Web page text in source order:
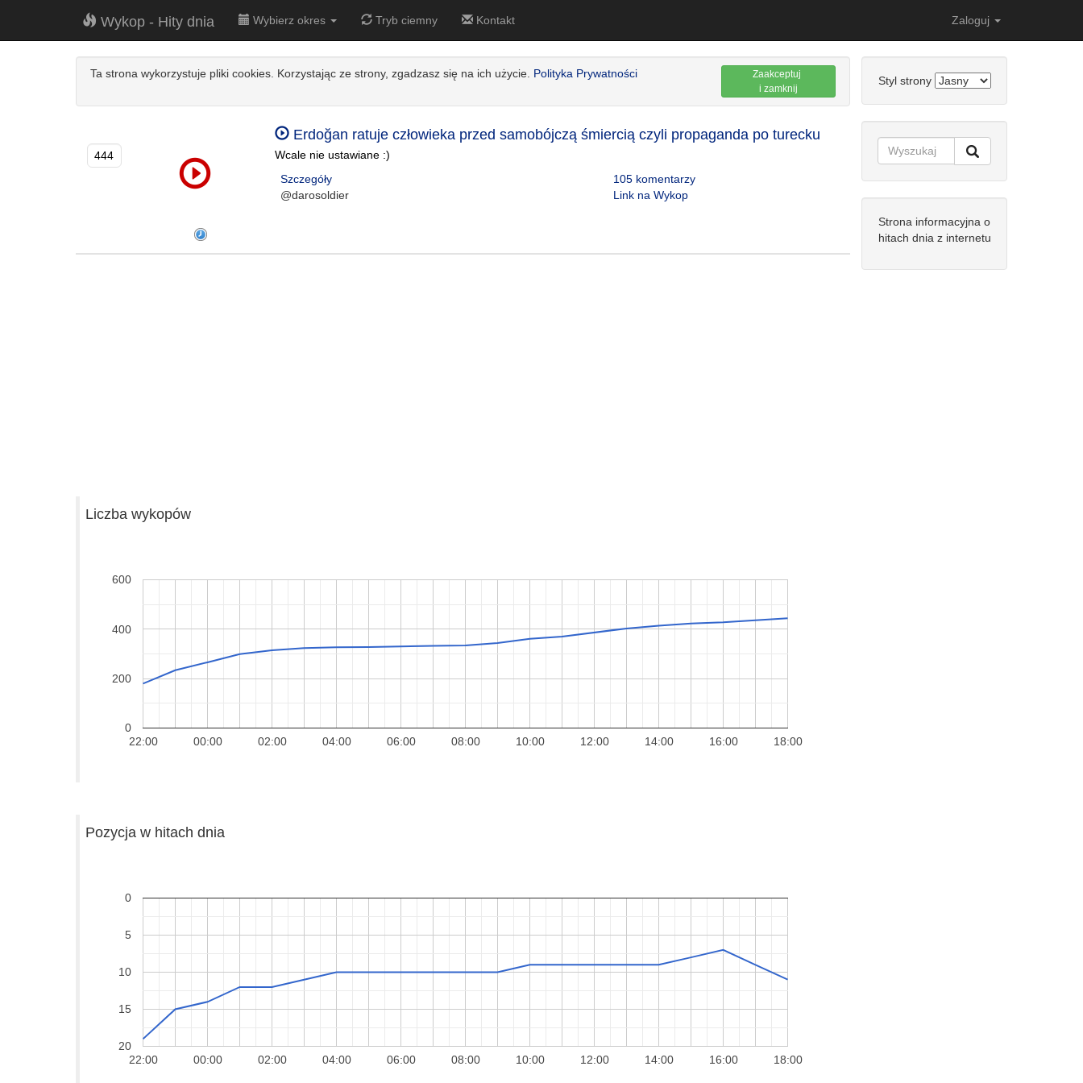
Wykop - Hity dnia Wybierz okres Tryb ciemny Kontakt Zaloguj
Ta strona wykorzystuje pliki cookies. Korzystając ze strony, zgadzasz się na ich użycie. Polityka Prywatności
Zaakceptuj
i zamknij
444
Erdoğan ratuje człowieka przed samobójczą śmiercią czyli propaganda po turecku
Wcale nie ustawiane :)
Szczegóły
@darosoldier
105 komentarzy
Link na Wykop
Liczba wykopów
22:00 00:00 02:00 04:00 06:00 08:00 10:00 12:00 14:00 16:00 18:00
0
200
400
600
Pozycja w hitach dnia
22:00 00:00 02:00 04:00 06:00 08:00 10:00 12:00 14:00 16:00 18:00
0
5
10
15
20
Styl strony
Strona informacyjna o
hitach dnia z internetu